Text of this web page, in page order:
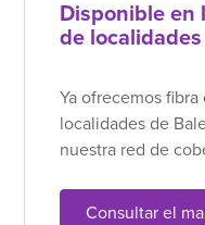
Disponible en
de localidades
Ya ofrecemos
localidades de
nuestra red de
Consultar el